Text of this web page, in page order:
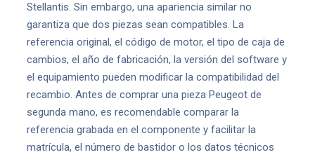
Stellantis. Sin embargo, una apariencia similar no
garantiza que dos piezas sean compatibles. La
referencia original, el código de motor, el tipo de caja de
cambios, el año de fabricación, la versión del software y
el equipamiento pueden modificar la compatibilidad del
recambio. Antes de comprar una pieza Peugeot de
segunda mano, es recomendable comparar la
referencia grabada en el componente y facilitar la
matrícula, el número de bastidor o los datos técnicos